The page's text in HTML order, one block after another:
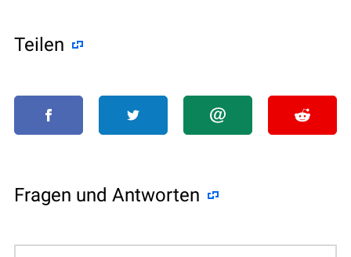
Teilen
Fragen und Antworten